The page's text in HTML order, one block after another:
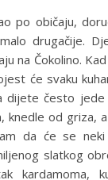
drugačije.
na Čokolino.
će svaku
dijete često
knedle od griza,
da će se
slatkog
kardamoma,